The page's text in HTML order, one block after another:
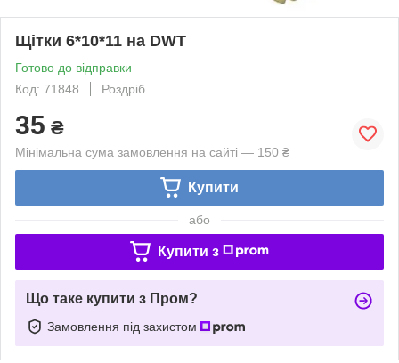
Щітки 6*10*11 на DWT
Готово до відправки
Код: 71848
Роздріб
35 ₴
Мінімальна сума замовлення на сайті — 150 ₴
Купити
або
Купити з
Що таке купити з Пром?
Замовлення під захистом